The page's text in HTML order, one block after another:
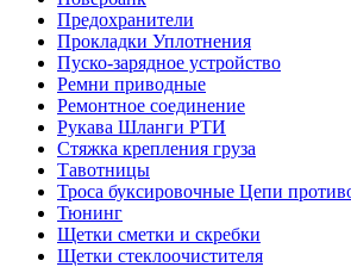
Предохранители
Прокладки Уплотнения
Пуско-зарядное устройство
Ремни приводные
Ремонтное соединение
Рукава Шланги РТИ
Стяжка крепления груза
Тавотницы
Троса буксировочные Цепи
Тюнинг
Щетки сметки и скребки
Щетки стеклоочистителя